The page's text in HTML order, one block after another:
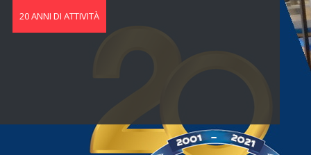
20 ANNI DI ATTIVITÀ